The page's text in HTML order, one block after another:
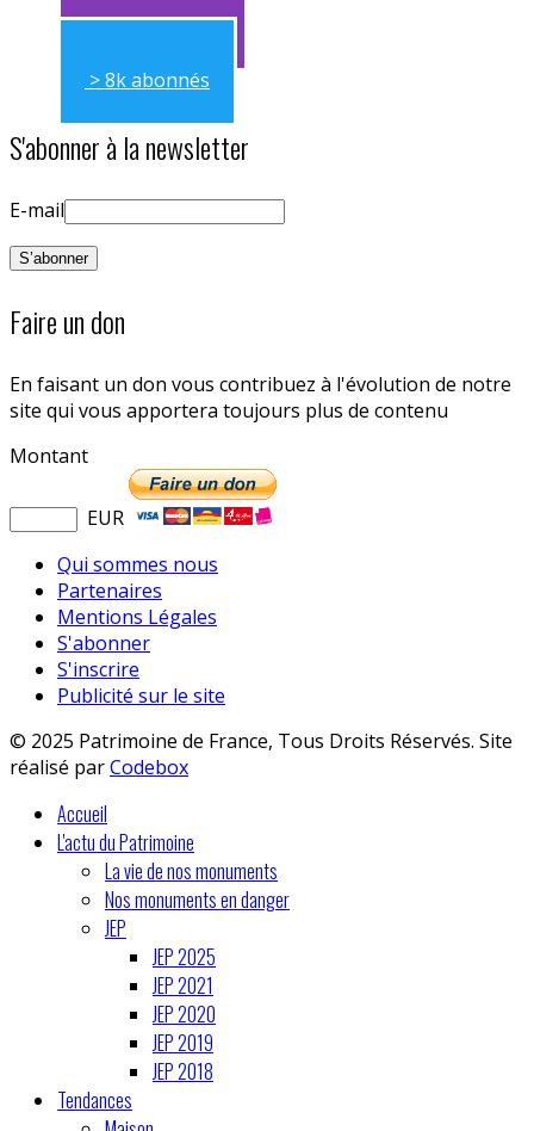
> 11k abonnés
> 8k abonnés
S'abonner à la newsletter
E-mail
Faire un don
En faisant un don vous contribuez à l'évolution de notre
site qui vous apportera toujours plus de contenu
Montant
EUR
Qui sommes nous
Partenaires
Mentions Légales
S'abonner
S'inscrire
Publicité sur le site
© 2025 Patrimoine de France, Tous Droits Réservés. Site
réalisé parCodebox
Accueil
L'actu du Patrimoine
La vie de nos monuments
Nos monuments en danger
JEP
JEP 2025
JEP 2021
JEP 2020
JEP 2019
JEP 2018
Tendances